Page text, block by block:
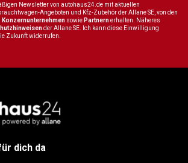
Newsletter von autohaus24.de mit aktuellen
Angeboten und Kfz-Zubehör der Allane SE, von den
Konzernunternehmen sowie Partnernerhalten. Näheres
der Allane SE. Ich kann diese Einwilligung
Zukunft widerrufen.
dich da